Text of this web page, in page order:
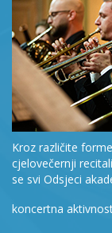
Kroz različite
cjelovečernji
se svi Odsjeci
koncertna